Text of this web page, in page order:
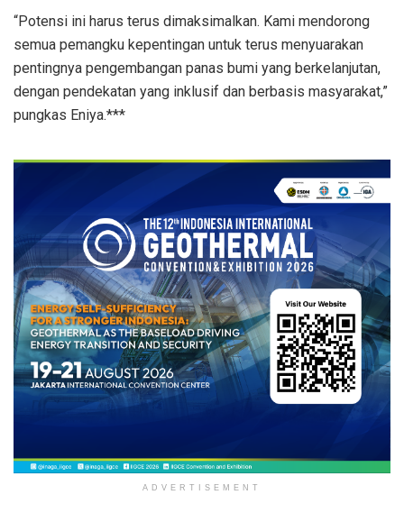
“Potensi ini harus terus dimaksimalkan. Kami mendorong
semua pemangku kepentingan untuk terus menyuarakan
pentingnya pengembangan panas bumi yang berkelanjutan,
dengan pendekatan yang inklusif dan berbasis masyarakat,”
pungkas Eniya.***
ADVERTISEMENT